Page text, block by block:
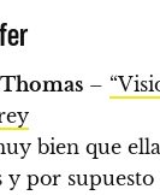
–
bien que
y por